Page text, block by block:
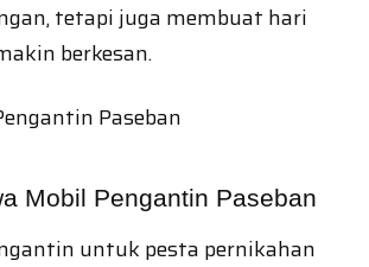
tetapi juga membuat hari
berkesan.
Mobil Pengantin Paseban
untuk pesta pernikahan